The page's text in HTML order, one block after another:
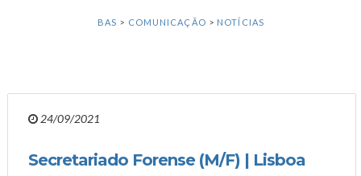
BAS > COMUNICAÇÃO > NOTÍCIAS
24/09/2021
Secretariado Forense (M/F) | Lisboa